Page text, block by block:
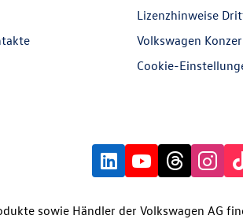
Lizenzhinweise
Volkswagen
Cookie-
sowie Händler der Volkswagen AG